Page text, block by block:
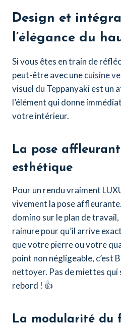
Design et
l’élégance du
Si vous êtes en train de
peut-être avec unecuisine
visuel du Teppanyaki est un
l’élément qui donne
votre intérieur.
La pose
esthétique
Pour un rendu vraiment
vivement la pose
domino sur le plan de travail,
rainure pour qu’il arrive
que votre pierre ou votre
point non négligeable, c’est
nettoyer. Pas de miettes qui
rebord ! 👍
La modularité du